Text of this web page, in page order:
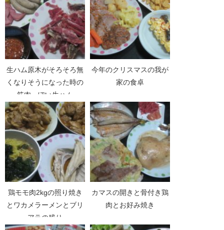
生ハム原木がそろそろ無
くなりそうになった時の
筋肉っぽい生ハム
今年のクリスマスの我が
家の食卓
鶏モモ肉2kgの照り焼き
とワカメラーメンとブリ
アラの残り
カマスの開きと骨付き鶏
肉とお好み焼き